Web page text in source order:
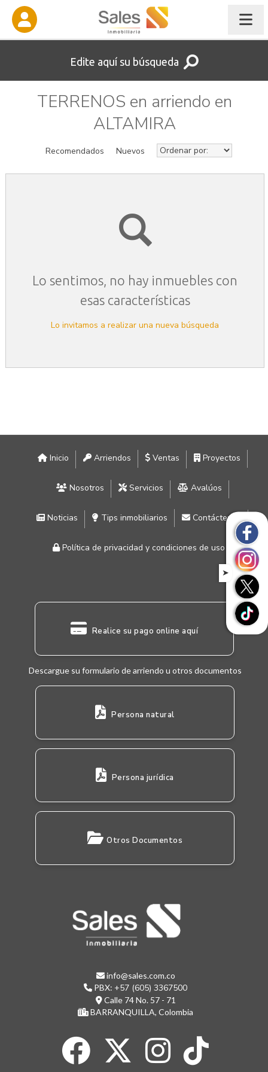
Edite aquí su búsqueda
TERRENOS en arriendo en
ALTAMIRA
Recomendados Nuevos
Lo sentimos, no hay inmuebles con
esas características
Lo invitamos a realizar una nueva búsqueda
Inicio Arriendos Ventas Proyectos
Nosotros Servicios Avalúos
Noticias Tips inmobiliarios Contáctenos
Política de privacidad y condiciones de uso
Realice su pago online aquí
Descargue su formulario de arriendo u otros documentos
Persona natural
Persona jurídica
Otros Documentos
info@sales.com.co
PBX: +57 (605) 3367500
Calle 74 No. 57 - 71
BARRANQUILLA, Colombia
➤